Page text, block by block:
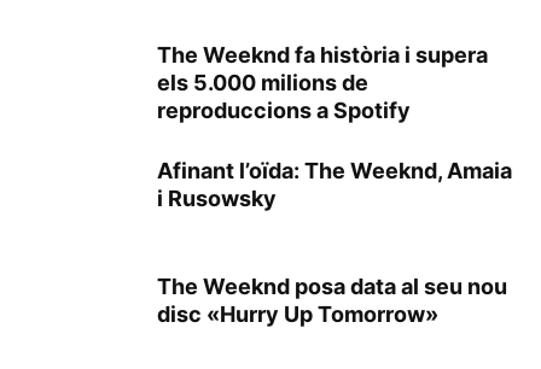
The Weeknd fa història i supera
els 5.000 milions de
reproduccions a Spotify
Afinant l’oïda: The Weeknd, Amaia
i Rusowsky
The Weeknd posa data al seu nou
disc «Hurry Up Tomorrow»